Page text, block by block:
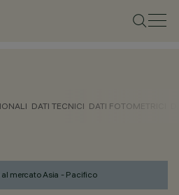
DATI TECNICI DATI FOTOMETRICI
mercato Asia - Pacifico